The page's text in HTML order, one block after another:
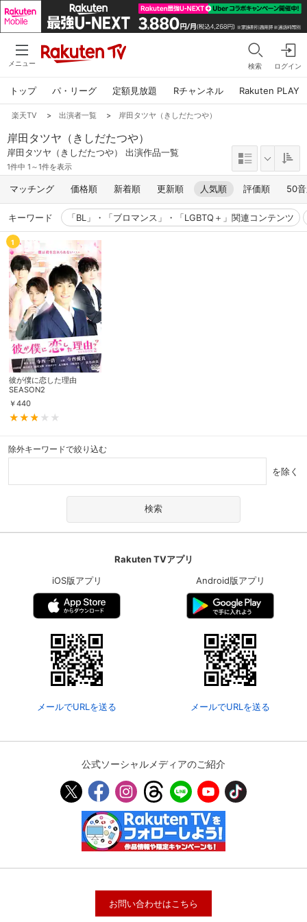
メニュー 検索 ログイン
トップ パ・リーグ 定額見放題 Rチャンネル Rakuten PLAY
楽天TV > 出演者一覧 > 岸田タツヤ（きしだたつや）
岸田タツヤ（きしだたつや）
岸田タツヤ（きしだたつや） 出演作品一覧
1件中 1～1件を表示
マッチング 価格順 新着順 更新順 人気順 評価順 50
キーワード 「BL」・「ブロマンス」・「LGBTQ＋」関連コンテンツ
1
彼が僕に恋した理由
SEASON2
￥440
除外キーワードで絞り込む
を除く
Rakuten TVアプリ
iOS版アプリ
メールでURLを送る
Android版アプリ
メールでURLを送る
公式ソーシャルメディアのご紹介
お問い合わせはこちら